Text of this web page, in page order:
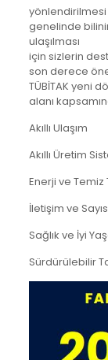
genelinde
ulaşılması
için sizlerin
son derece
TÜBİTAK yeni
alanı
Akıllı Ulaşım
Akıllı Üretim
Enerji ve
İletişim ve
Sağlık ve İyi
Sürdürülebilir